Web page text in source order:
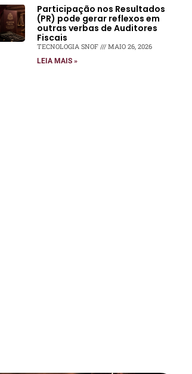
Participação nos Resultados
(PR) pode gerar reflexos em
outras verbas de Auditores
Fiscais
TECNOLOGIA SNOF MAIO 26, 2026
LEIA MAIS »